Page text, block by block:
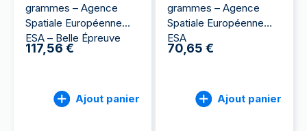
grammes – Agence
Spatiale Européenne
ESA – Belle Épreuve
117,56 €
Ajout panier
grammes – Agence
Spatiale Européenne
ESA
70,65 €
Ajout panier